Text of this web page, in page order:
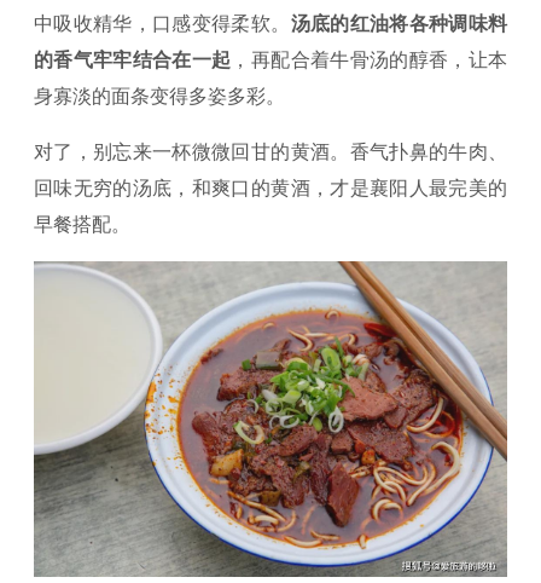
中吸收精华，口感变得柔软。 汤底的红油将各种调味料
的香气牢牢结合在一起 ，再配合着牛骨汤的醇香，让本
身寡淡的面条变得多姿多彩。
对了，别忘来一杯微微回甘的黄酒。香气扑鼻的牛肉、
回味无穷的汤底，和爽口的黄酒，才是襄阳人最完美的
早餐搭配。